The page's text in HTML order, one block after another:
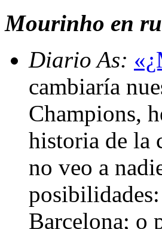
Mourinho en
Diario As:
cambiaría
Champions,
historia de la
no veo a
Barcelona; o